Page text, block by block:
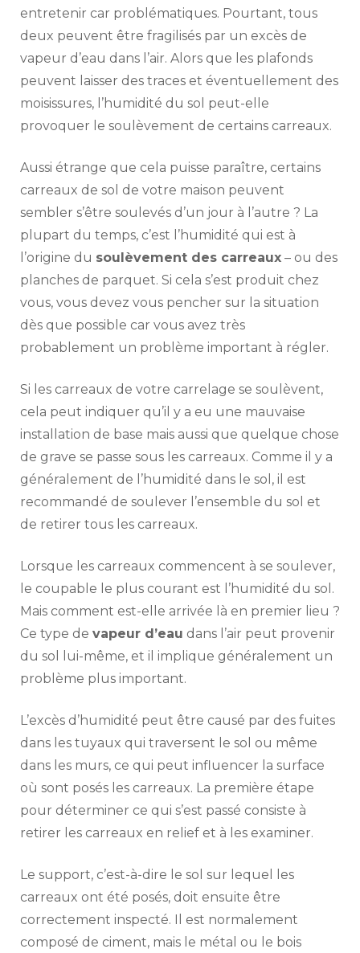
entretenir car problématiques. Pourtant, tous
deux peuvent être fragilisés par un excès de
vapeur d’eau dans l’air. Alors que les plafonds
peuvent laisser des traces et éventuellement des
moisissures, l’humidité du sol peut-elle
provoquer le soulèvement de certains carreaux.
Aussi étrange que cela puisse paraître, certains
carreaux de sol de votre maison peuvent
sembler s’être soulevés d’un jour à l’autre ? La
plupart du temps, c’est l’humidité qui est à
l’origine du soulèvement des carreaux – ou des
planches de parquet. Si cela s’est produit chez
vous, vous devez vous pencher sur la situation
dès que possible car vous avez très
probablement un problème important à régler.
Si les carreaux de votre carrelage se soulèvent,
cela peut indiquer qu’il y a eu une mauvaise
installation de base mais aussi que quelque chose
de grave se passe sous les carreaux. Comme il y a
généralement de l’humidité dans le sol, il est
recommandé de soulever l’ensemble du sol et
de retirer tous les carreaux.
Lorsque les carreaux commencent à se soulever,
le coupable le plus courant est l’humidité du sol.
Mais comment est-elle arrivée là en premier lieu ?
Ce type de vapeur d’eau dans l’air peut provenir
du sol lui-même, et il implique généralement un
problème plus important.
L’excès d’humidité peut être causé par des fuites
dans les tuyaux qui traversent le sol ou même
dans les murs, ce qui peut influencer la surface
où sont posés les carreaux. La première étape
pour déterminer ce qui s’est passé consiste à
retirer les carreaux en relief et à les examiner.
Le support, c’est-à-dire le sol sur lequel les
carreaux ont été posés, doit ensuite être
correctement inspecté. Il est normalement
composé de ciment, mais le métal ou le bois